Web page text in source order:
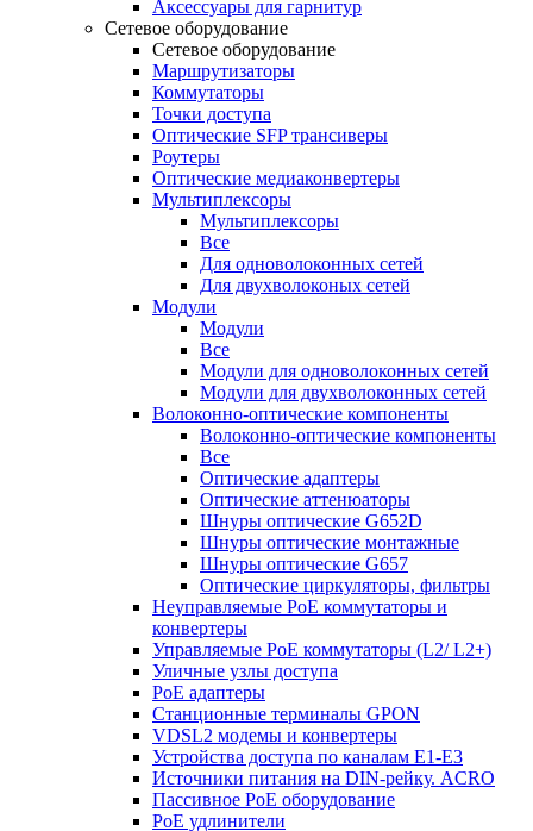
Аксессуары для гарнитур
Сетевое оборудование
Сетевое оборудование
Маршрутизаторы
Коммутаторы
Точки доступа
Оптические SFP трансиверы
Роутеры
Оптические медиаконвертеры
Мультиплексоры
Мультиплексоры
Все
Для одноволоконных сетей
Для двухволоконых сетей
Модули
Модули
Все
Модули для одноволоконных сетей
Модули для двухволоконных сетей
Волоконно-оптические компоненты
Волоконно-оптические компоненты
Все
Оптические адаптеры
Оптические аттенюаторы
Шнуры оптические G652D
Шнуры оптические монтажные
Шнуры оптические G657
Оптические циркуляторы, фильтры
Неуправляемые PoE коммутаторы и
конвертеры
Управляемые PoE коммутаторы (L2/ L2+)
Уличные узлы доступа
PoE адаптеры
Станционные терминалы GPON
VDSL2 модемы и конвертеры
Устройства доступа по каналам E1-E3
Источники питания на DIN-рейку. ACRO
Пассивное PoE оборудование
PoE удлинители